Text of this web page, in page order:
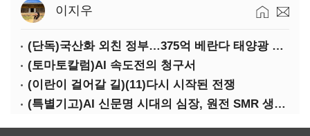
이지우
(단독)국산화 외친 정부…375억 베란다 태양광 사업엔 중국산만 남았다
(토마토칼럼)AI 속도전의 청구서
(이란이 걸어갈 길)(11)다시 시작된 전쟁
(특별기고)AI 신문명 시대의 심장, 원전 SMR 생태계 복원의 마지막 골든타임을 붙잡아라